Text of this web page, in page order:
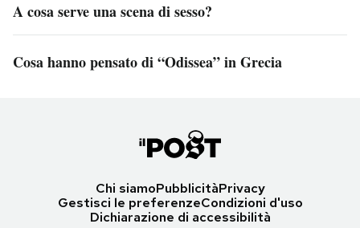
A cosa serve una scena di sesso?
Cosa hanno pensato di “Odissea” in Grecia
Chi siamoPubblicitàPrivacy
Gestisci le preferenzeCondizioni d'uso
Dichiarazione di accessibilità